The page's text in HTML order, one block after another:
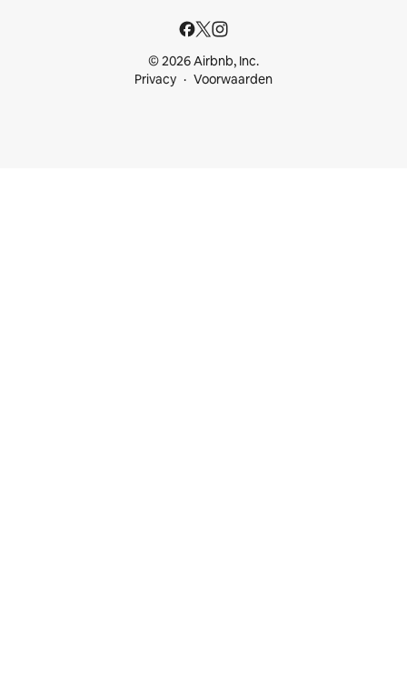
© 2026 Airbnb, Inc.
Privacy
Voorwaarden